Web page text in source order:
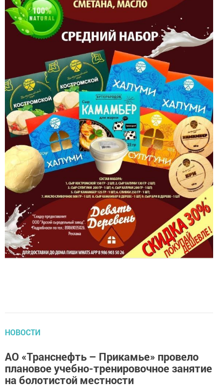
НОВОСТИ
АО «Транснефть – Прикамье» провело
плановое учебно-тренировочное занятие
на болотистой местности